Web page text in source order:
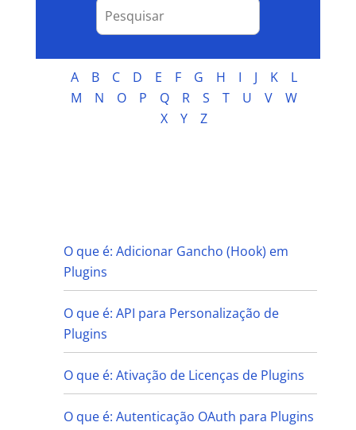
A B C D E F G H I J K
L
M
N O P Q R S T U V
W
X
Y Z
O que é: Adicionar Gancho (Hook) em
Plugins
O que é: API para Personalização de
Plugins
O que é: Ativação de Licenças de Plugins
O que é: Autenticação OAuth para Plugins